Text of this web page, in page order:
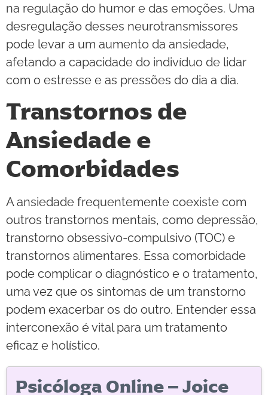
na regulação do humor e das emoções. Uma
desregulação desses neurotransmissores
pode levar a um aumento da ansiedade,
afetando a capacidade do indivíduo de lidar
com o estresse e as pressões do dia a dia.
Transtornos de
Ansiedade e
Comorbidades
A ansiedade frequentemente coexiste com
outros transtornos mentais, como depressão,
transtorno obsessivo-compulsivo (TOC) e
transtornos alimentares. Essa comorbidade
pode complicar o diagnóstico e o tratamento,
uma vez que os sintomas de um transtorno
podem exacerbar os do outro. Entender essa
interconexão é vital para um tratamento
eficaz e holístico.
Psicóloga Online – Joice